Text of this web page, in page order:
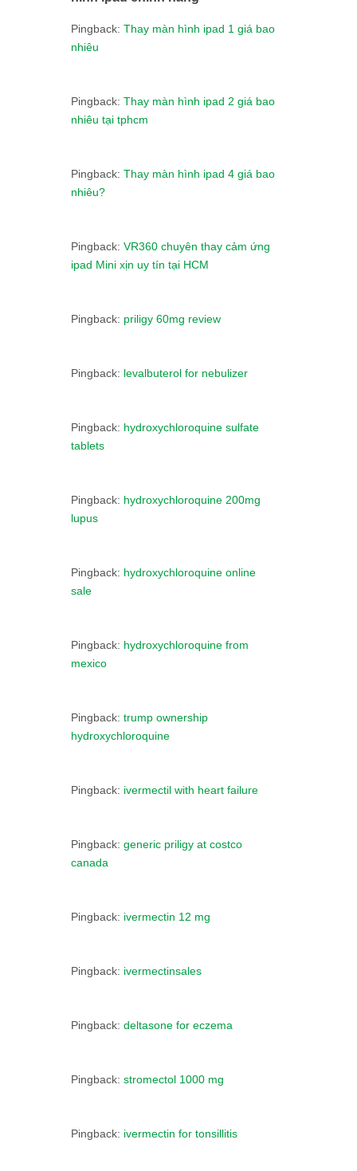
Pingback: Thay màn hình ipad 1 giá bao
nhiêu
Pingback: Thay màn hình ipad 2 giá bao
nhiêu tại tphcm
Pingback: Thay màn hình ipad 4 giá bao
nhiêu?
Pingback: VR360 chuyên thay cảm ứng
ipad Mini xịn uy tín tại HCM
Pingback: priligy 60mg review
Pingback: levalbuterol for nebulizer
Pingback: hydroxychloroquine sulfate
tablets
Pingback: hydroxychloroquine 200mg
lupus
Pingback: hydroxychloroquine online
sale
Pingback: hydroxychloroquine from
mexico
Pingback: trump ownership
hydroxychloroquine
Pingback: ivermectil with heart failure
Pingback: generic priligy at costco
canada
Pingback: ivermectin 12 mg
Pingback: ivermectinsales
Pingback: deltasone for eczema
Pingback: stromectol 1000 mg
Pingback: ivermectin for tonsillitis